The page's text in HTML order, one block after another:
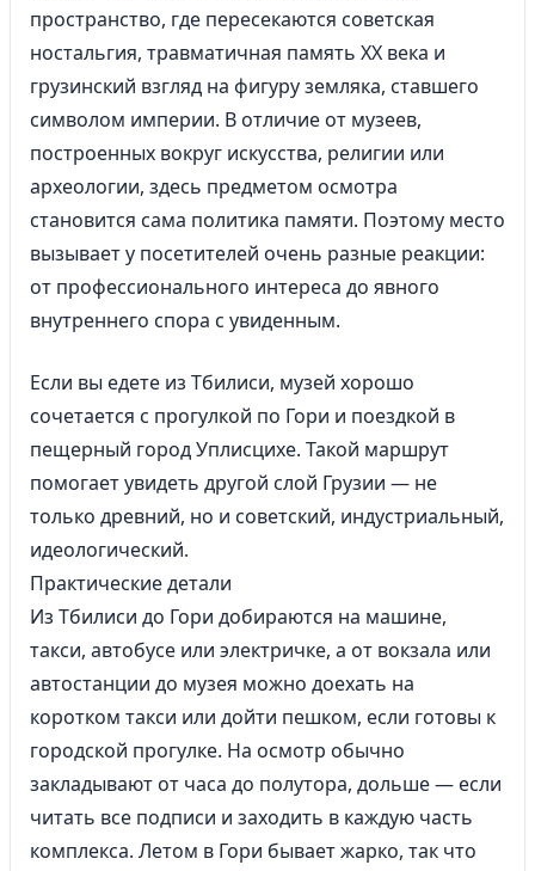
пространство, где пересекаются советская
ностальгия, травматичная память XX века и
грузинский взгляд на фигуру земляка, ставшего
символом империи. В отличие от музеев,
построенных вокруг искусства, религии или
археологии, здесь предметом осмотра
становится сама политика памяти. Поэтому место
вызывает у посетителей очень разные реакции:
от профессионального интереса до явного
внутреннего спора с увиденным.
Если вы едете из Тбилиси, музей хорошо
сочетается с прогулкой по Гори и поездкой в
пещерный город Уплисцихе. Такой маршрут
помогает увидеть другой слой Грузии — не
только древний, но и советский, индустриальный,
идеологический.
Практические детали
Из Тбилиси до Гори добираются на машине,
такси, автобусе или электричке, а от вокзала или
автостанции до музея можно доехать на
коротком такси или дойти пешком, если готовы к
городской прогулке. На осмотр обычно
закладывают от часа до полутора, дольше — если
читать все подписи и заходить в каждую часть
комплекса. Летом в Гори бывает жарко, так что